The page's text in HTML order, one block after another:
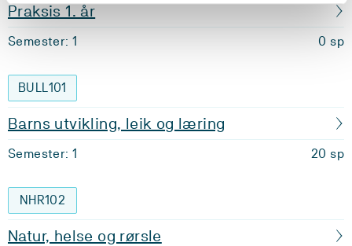
Praksis 1. år
Semester: 1 0 sp
BULL101
Barns utvikling, leik og læring
Semester: 1 20 sp
NHR102
Natur, helse og rørsle